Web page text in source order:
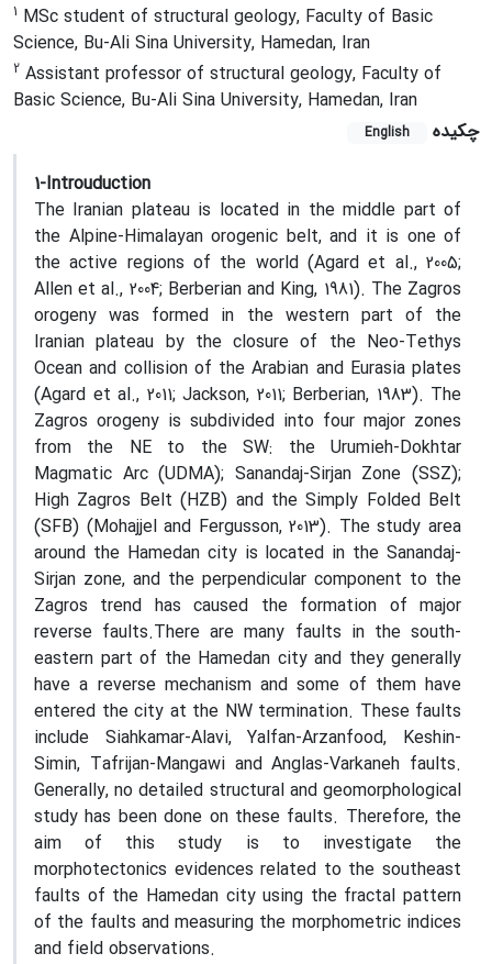
1 MSc student of structural geology, Faculty of Basic
Science, Bu-Ali Sina University, Hamedan, Iran
2 Assistant professor of structural geology, Faculty of
Basic Science, Bu-Ali Sina University, Hamedan, Iran
چکیده
English
1-Introuduction
The Iranian plateau is located in the middle part of
the Alpine-Himalayan orogenic belt, and it is one of
the active regions of the world (Agard et al., 2005;
Allen et al., 2004; Berberian and King, 1981). The Zagros
orogeny was formed in the western part of the
Iranian plateau by the closure of the Neo-Tethys
Ocean and collision of the Arabian and Eurasia plates
(Agard et al., 2011; Jackson, 2011; Berberian, 1983). The
Zagros orogeny is subdivided into four major zones
from the NE to the SW: the Urumieh-Dokhtar
Magmatic Arc (UDMA); Sanandaj-Sirjan Zone (SSZ);
High Zagros Belt (HZB) and the Simply Folded Belt
(SFB) (Mohajjel and Fergusson, 2013). The study area
around the Hamedan city is located in the Sanandaj-
Sirjan zone, and the perpendicular component to the
Zagros trend has caused the formation of major
reverse faults.There are many faults in the south-
eastern part of the Hamedan city and they generally
have a reverse mechanism and some of them have
entered the city at the NW termination. These faults
include Siahkamar-Alavi, Yalfan-Arzanfood, Keshin-
Simin, Tafrijan-Mangawi and Anglas-Varkaneh faults.
Generally, no detailed structural and geomorphological
study has been done on these faults. Therefore, the
aim of this study is to investigate the
morphotectonics evidences related to the southeast
faults of the Hamedan city using the fractal pattern
of the faults and measuring the morphometric indices
and field observations.